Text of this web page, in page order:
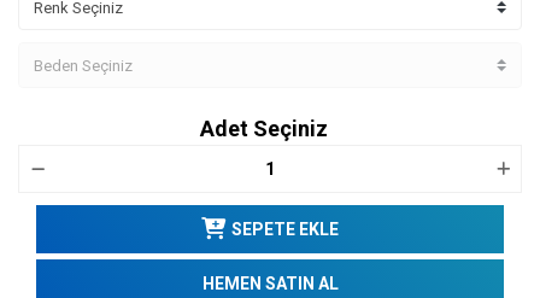
Adet Seçiniz
SEPETE EKLE
HEMEN SATIN AL